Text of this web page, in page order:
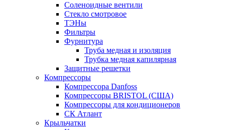
Соленоидные вентили
Стекло смотровое
ТЭНы
Фильтры
Фурнитура
Труба медная и изоляция
Трубка медная капилярная
Защитные решетки
Компрессоры
Компрессора Danfoss
Компрессоры BRISTOL (США)
Компрессоры для кондиционеров
СК Атлант
Крыльчатки